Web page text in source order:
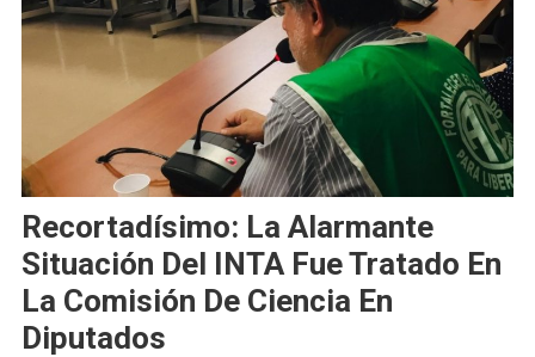
Recortadísimo: La Alarmante
Situación Del INTA Fue Tratado En
La Comisión De Ciencia En
Diputados